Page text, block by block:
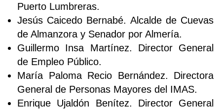
Puerto Lumbreras.
Jesús Caicedo Bernabé. Alcalde de Cuevas
de Almanzora y Senador por Almería.
Guillermo Insa Martínez. Director General
de Empleo Público.
María Paloma Recio Bernández. Directora
General de Personas Mayores del IMAS.
Enrique Ujaldón Benítez. Director General